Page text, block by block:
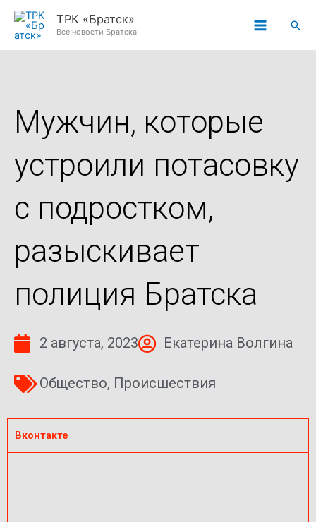
Перейти
ТРК «Братск»
Все новости Братска
Мужчин, которые
устроили потасовку
с подростком,
разыскивает
полиция Братска
2 августа, 2023 Екатерина Волгина
Общество, Происшествия
Вконтакте